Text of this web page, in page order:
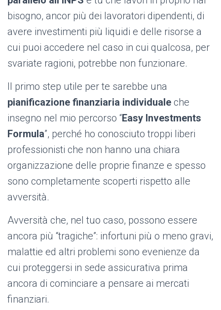
bisogno, ancor più dei lavoratori dipendenti, di
avere investimenti più liquidi e delle risorse a
cui puoi accedere nel caso in cui qualcosa, per
svariate ragioni, potrebbe non funzionare.
Il primo step utile per te sarebbe una
pianificazione finanziaria individuale che
insegno nel mio percorso “Easy Investments
Formula”, perché ho conosciuto troppi liberi
professionisti che non hanno una chiara
organizzazione delle proprie finanze e spesso
sono completamente scoperti rispetto alle
avversità.
Avversità che, nel tuo caso, possono essere
ancora più “tragiche”: infortuni più o meno gravi,
malattie ed altri problemi sono evenienze da
cui proteggersi in sede assicurativa prima
ancora di cominciare a pensare ai mercati
finanziari.